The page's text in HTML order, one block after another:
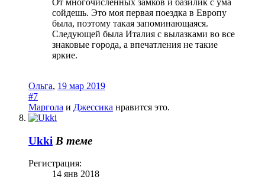
От многочисленных замков и базилик с ума
сойдешь. Это моя первая поездка в Европу
была, поэтому такая запоминающаяся.
Следующей была Италия с вылазками во все
знаковые города, а впечатления не такие
яркие.
Ольга, 19 мар 2019
#7
Маргола и Джессика нравится это.
Ukki В теме
Регистрация:
14 янв 2018